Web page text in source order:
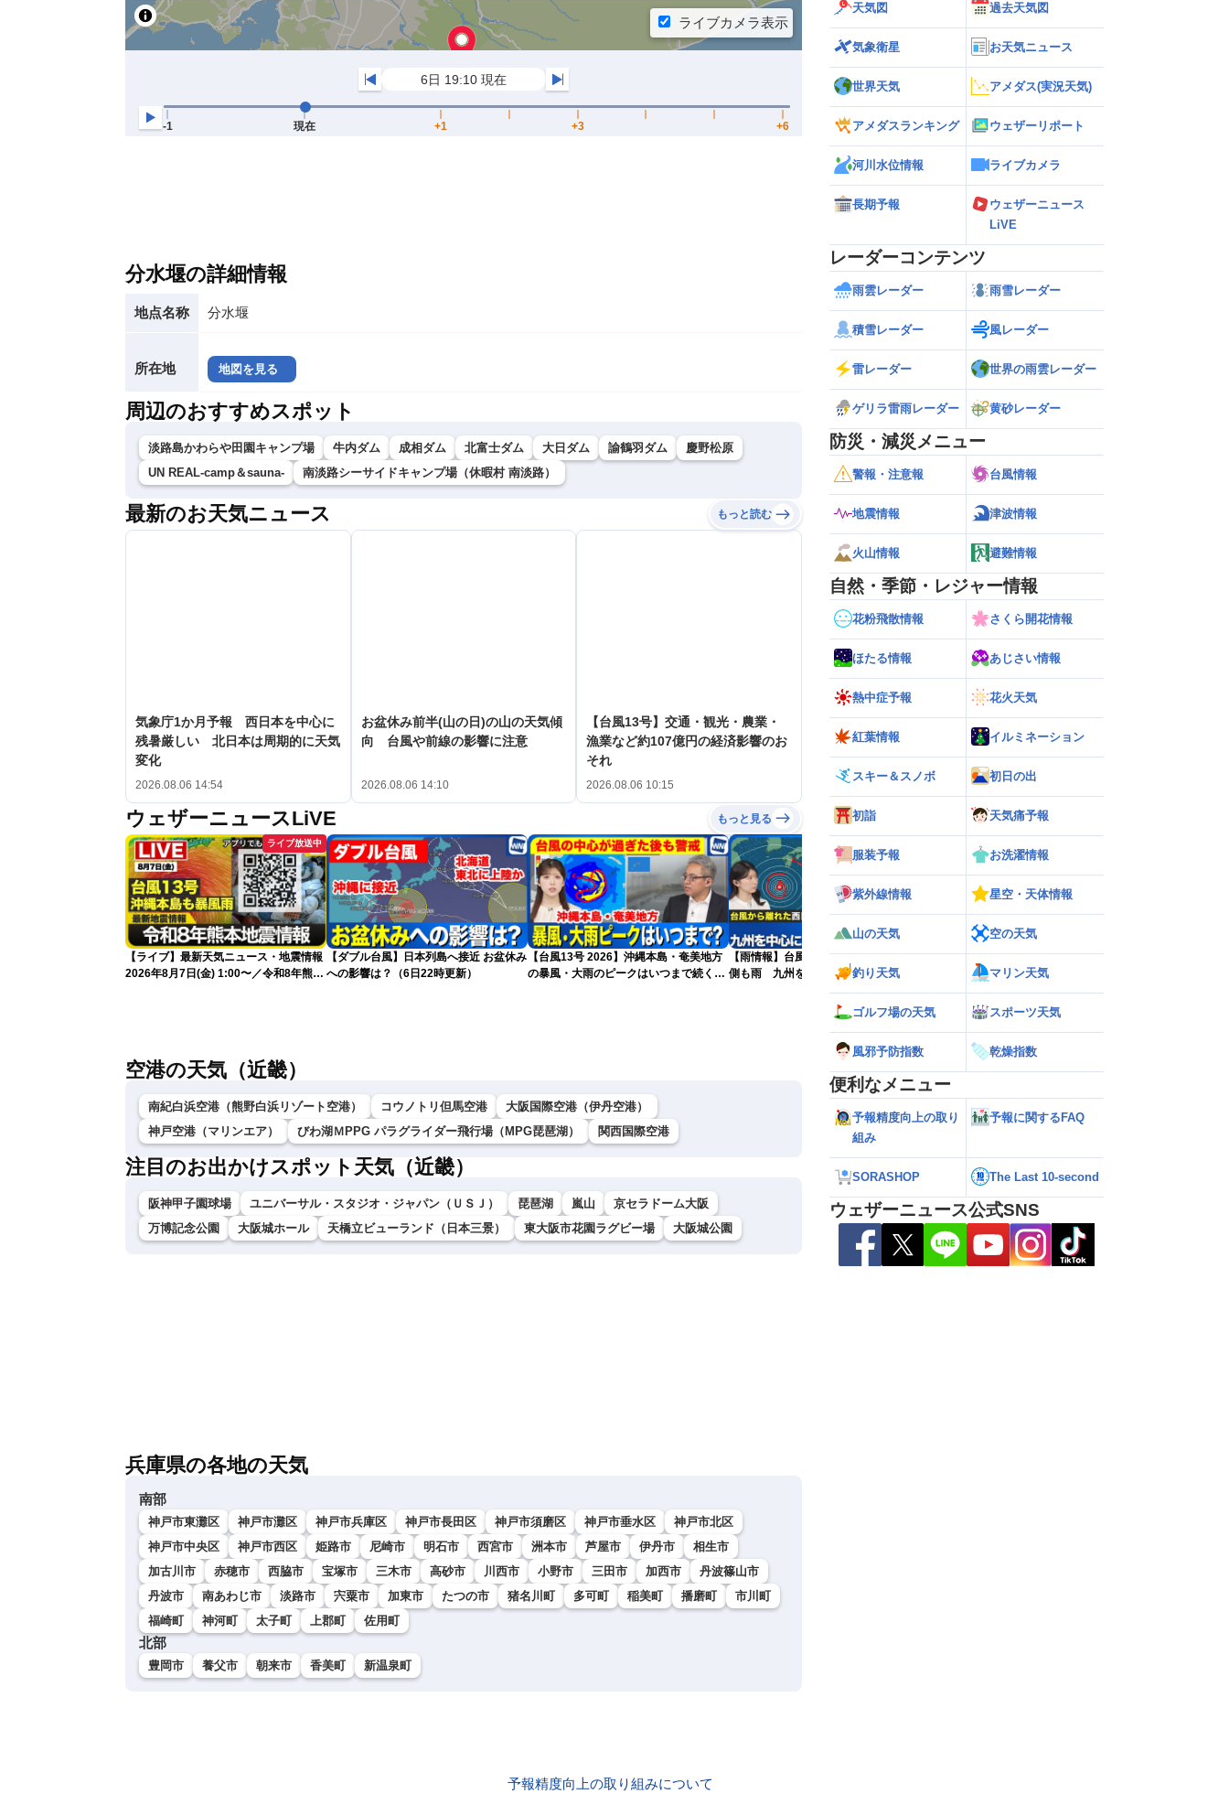
分水堰の詳細情報
地点名称 分水堰
所在地 地図を見る
周辺のおすすめスポット
淡路島かわらや田園キャンプ場 牛内ダム 成相ダム 北富士ダム 大日ダム 諭鶴羽ダム
慶野松原
UN REAL-camp＆sauna-
南淡路シーサイドキャンプ場（休暇村 南淡路）
最新のお天気ニュース もっと読む
気象庁1か月予報 西日本を中心に
残暑厳しい 北日本は周期的に天気
変化
2026.08.06 14:54
お盆休み前半(山の日)の山の天気傾
向 台風や前線の影響に注意
2026.08.06 14:10
【台風13号】交通・観光・農業・
漁業など約107億円の経済影響のお
それ
2026.08.06 10:15
ウェザーニュースLiVE もっと見る
ライブ放送中
【ライブ】最新天気ニュース・地震情報
2026年8月7日(金) 1:00〜／令和8年熊本
【ダブル台風】日本列島へ接近 お盆休み
への影響は？（6日22時更新）
【台風13号 2026】沖縄本島・奄美地方
の暴風・大雨のピークはいつまで続く？
【雨情報】台風から離れた西日本太平洋
側も雨 九州を中心に大雨のおそれ
【熊本八代で39℃観測】被災地・熊本へ
台風による雨風の影響は？
空港の天気（近畿）
南紀白浜空港（熊野白浜リゾート空港） コウノトリ但馬空港
大阪国際空港（伊丹空港）
神戸空港（マリンエア）
びわ湖ＭPPG パラグライダー飛行場（MPG琵琶湖） 関西国際空港
注目のお出かけスポット天気（近畿）
阪神甲子園球場 ユニバーサル・スタジオ・ジャパン（ＵＳＪ） 琵琶湖 嵐山
京セラドーム大阪
万博記念公園
大阪城ホール 天橋立ビューランド（日本三景） 東大阪市花園ラグビー場 大阪城公園
兵庫県の各地の天気
南部
神戸市東灘区 神戸市灘区 神戸市兵庫区 神戸市長田区 神戸市須磨区 神戸市垂水区
神戸市北区
神戸市中央区
神戸市西区 姫路市 尼崎市 明石市 西宮市 洲本市 芦屋市 伊丹市
相生市
加古川市
赤穂市 西脇市 宝塚市 三木市 高砂市 川西市 小野市 三田市 加西市
丹波篠山市
丹波市
南あわじ市 淡路市 宍粟市 加東市 たつの市 猪名川町 多可町 稲美町 播磨町
市川町
福崎町
神河町 太子町 上郡町 佐用町
北部
豊岡市 養父市 朝来市 香美町 新温泉町
天気図 過去天気図
気象衛星 お天気ニュース
世界天気 アメダス(実況天気)
アメダスランキング ウェザーリポート
河川水位情報 ライブカメラ
長期予報
ウェザーニュース
LiVE
レーダーコンテンツ
雨雲レーダー 雨雪レーダー
積雪レーダー 風レーダー
雷レーダー 世界の雨雲レーダー
ゲリラ雷雨レーダー 黄砂レーダー
防災・減災メニュー
警報・注意報 台風情報
地震情報 津波情報
火山情報 避難情報
自然・季節・レジャー情報
花粉飛散情報 さくら開花情報
ほたる情報 あじさい情報
熱中症予報 花火天気
紅葉情報 イルミネーション
スキー＆スノボ 初日の出
初詣 天気痛予報
服装予報 お洗濯情報
紫外線情報 星空・天体情報
山の天気 空の天気
釣り天気 マリン天気
ゴルフ場の天気 スポーツ天気
風邪予防指数 乾燥指数
便利なメニュー
予報精度向上の取り
組み
予報に関するFAQ
SORASHOP The Last 10-second
ウェザーニュース公式SNS
予報精度向上の取り組みについて